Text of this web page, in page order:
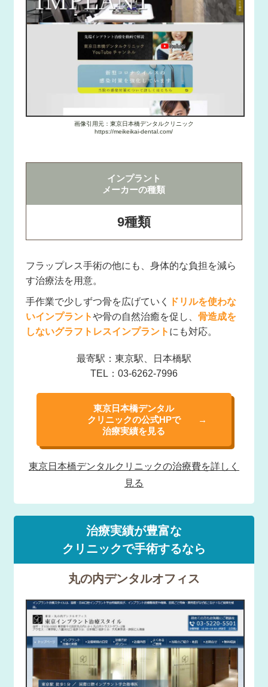
画像引用元：東京日本橋デンタルクリニック
https://meikeikai-dental.com/
インプラント
メーカーの種類
9種類
フラップレス手術の他にも、身体的な負担を減ら
す治療法を用意。
手作業で少しずつ骨を広げていく
ドリルを使わな
いインプラントや骨の自然治癒を促し、 骨造成を
しないグラフトレスインプラント にも対応。
最寄駅：東京駅、日本橋駅
TEL：03-6262-7996
東京日本橋デンタル
クリニックの公式HPで
治療実績を見る
東京日本橋デンタルクリニックの治療費を詳しく
見る
治療実績が豊富な
クリニックで手術するなら
丸の内デンタルオフィス